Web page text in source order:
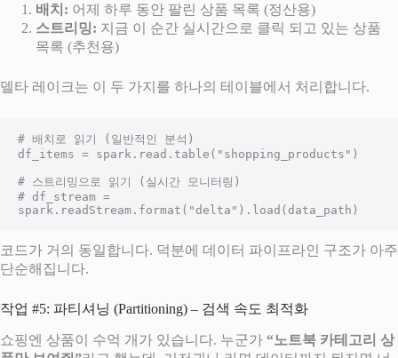
배치: 어제 하루 동안 팔린 상품 목록 (정산용)
스트리밍: 지금 이 순간 실시간으로 클릭 되고 있는 상품
목록 (추천용)
델타 레이크는 이 두 가지를 하나의 테이블에서 처리합니다.
# 배치로 읽기 (일반적인 분석)
df_items = spark.read.table("shopping_products")
# 스트리밍으로 읽기 (실시간 모니터링)
# df_stream =
spark.readStream.format("delta").load(data_path)
코드가 거의 동일합니다. 덕분에 데이터 파이프라인 구조가 아주
단순해집니다.
작업 #5: 파티셔닝 (Partitioning) – 검색 속도 최적화
쇼핑엔 상품이 수억 개가 있습니다. 누군가 “노트북 카테고리 상